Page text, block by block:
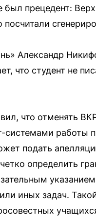
прецедент:
Александр
что студент не
что отменять
системами работы
подать
определить
иных задач.